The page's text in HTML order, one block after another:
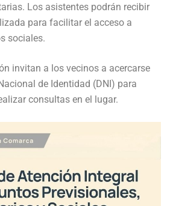
Los asistentes podrán recibir
para facilitar el acceso a
sociales.
invitan a los vecinos a acercarse
de Identidad (DNI) para
consultas en el lugar.